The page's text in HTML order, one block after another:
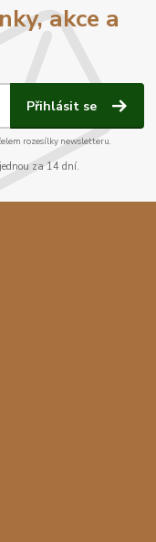
akce a
Přihlásit se
rozesílky newsletteru.
za 14 dní.